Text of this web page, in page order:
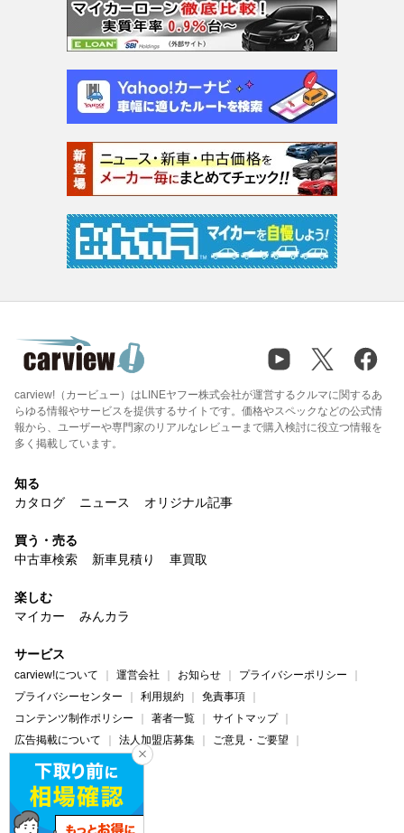
carview!（カービュー）はLINEヤフー株式会社が運営するクルマに関するあ
らゆる情報やサービスを提供するサイトです。価格やスペックなどの公式情
報から、ユーザーや専門家のリアルなレビューまで購入検討に役立つ情報を
多く掲載しています。
知る
カタログ
ニュース オリジナル記事
買う・売る
中古車検索
新車見積り 車買取
楽しむ
マイカー
みんカラ
サービス
carview!について 運営会社 お知らせ
プライバシーポリシー
プライバシーセンター
利用規約
免責事項
コンテンツ制作ポリシー
著者一覧
サイトマップ
広告掲載について
法人加盟店募集
ご意見・ご要望
ヘルプ・お問い合わせ
carview! Yahoo! JAPAN